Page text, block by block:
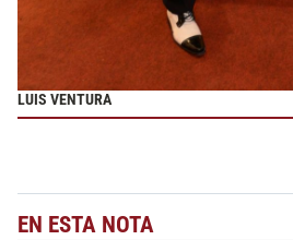
LUIS VENTURA
EN ESTA NOTA